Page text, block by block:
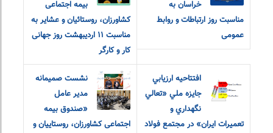
خراسان به
مناسبت روز ارتباطات و روابط
عمومی
بیمه اجتماعی
کشاورزان، روستائیان و عشایر به
مناسبت ۱۱ اردیبهشت روز جهانی
کار و کارگر
افتتاحيه ارزيابي
جايزه ملي «تعالي
نگهداري و
تعميرات ايران» در مجتمع فولاد
نشست صمیمانه
مدیر عامل
«صندوق بیمه
اجتماعی کشاورزان، روستاییان و